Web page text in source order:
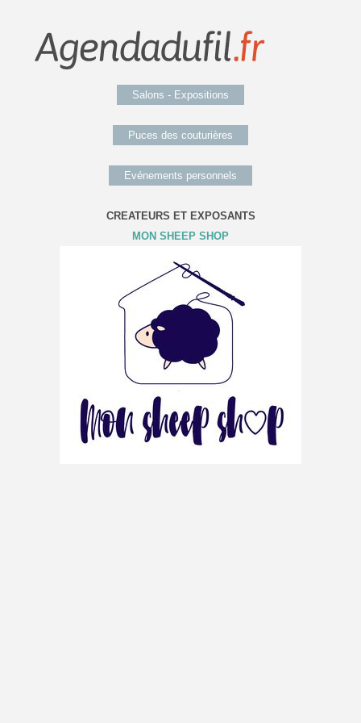
Salons - Expositions
Puces des couturières
Evénements personnels
CREATEURS ET EXPOSANTS
MON SHEEP SHOP